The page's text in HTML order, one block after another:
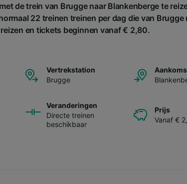
de trein van Brugge naar Blankenberge te
22 treinen treinen per dag die van Brugge
reizen en tickets beginnen vanaf € 2,80.
Vertrekstation
Brugge
Veranderingen
Directe treinen
beschikbaar
Prijs
Vanaf €